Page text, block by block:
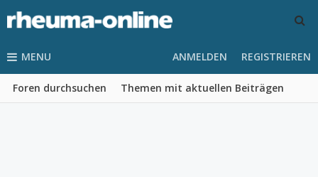
MENU
Foren durchsuchen Themen mit aktuellen Beiträgen
ANMELDEN REGISTRIEREN